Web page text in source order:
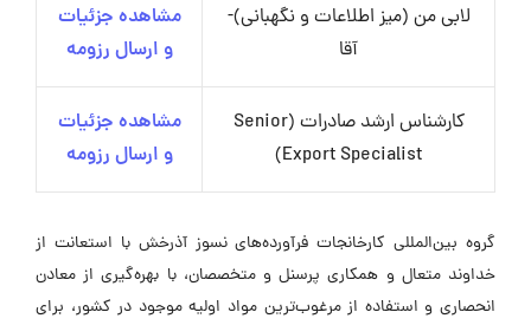
لابی‌ من (میز اطلاعات و نگهبانی)-
آقا
مشاهده جزئیات
و ارسال رزومه
کارشناس ارشد صادرات (Senior
Export Specialist)
مشاهده جزئیات
و ارسال رزومه
گروه بین‌المللی کارخانجات فرآورده‌های نسوز آذرخش با استعانت از
خداوند متعال و همکاری پرسنل و متخصصان، با بهره‌گیری از معادن
انحصاری و استفاده از مرغوب‌ترین مواد اولیه موجود در کشور، برای